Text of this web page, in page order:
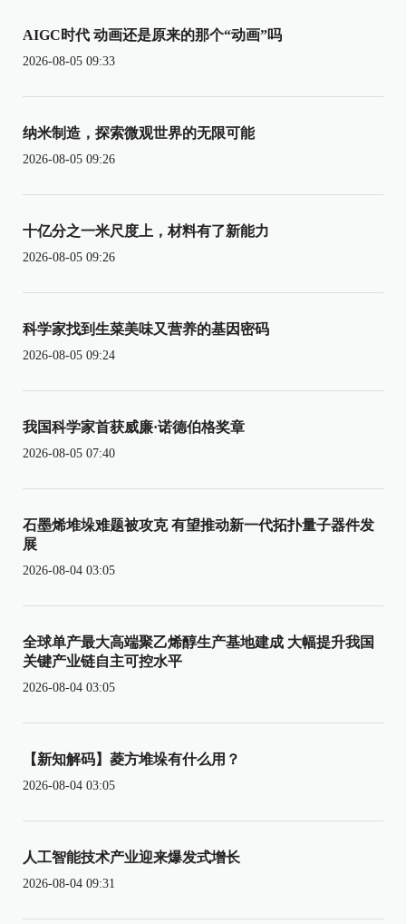
AIGC时代 动画还是原来的那个“动画”吗
2026-08-05 09:33
纳米制造，探索微观世界的无限可能
2026-08-05 09:26
十亿分之一米尺度上，材料有了新能力
2026-08-05 09:26
科学家找到生菜美味又营养的基因密码
2026-08-05 09:24
我国科学家首获威廉·诺德伯格奖章
2026-08-05 07:40
石墨烯堆垛难题被攻克 有望推动新一代拓扑量子器件发
展
2026-08-04 03:05
全球单产最大高端聚乙烯醇生产基地建成 大幅提升我国
关键产业链自主可控水平
2026-08-04 03:05
【新知解码】菱方堆垛有什么用？
2026-08-04 03:05
人工智能技术产业迎来爆发式增长
2026-08-04 09:31